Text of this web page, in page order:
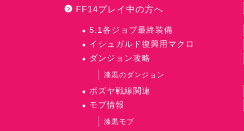
FF14プレイ中の方へ
5.1各ジョブ最終装備
イシュガルド復興用マクロ
ダンジョン攻略
漆黒のダンジョン
ボズヤ戦線関連
モブ情報
漆黒モブ